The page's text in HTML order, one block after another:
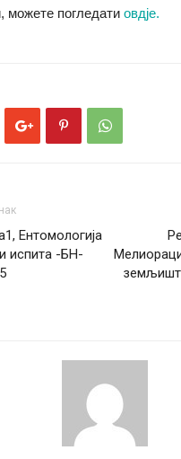
можете погледати овдје.
Ентомологија
испита -БН-